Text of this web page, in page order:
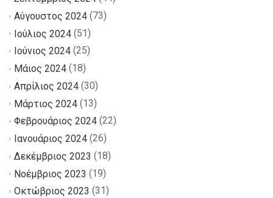
Αύγουστος 2024 (73)
Ιούλιος 2024 (51)
Ιούνιος 2024 (25)
Μάιος 2024 (18)
Απρίλιος 2024 (30)
Μάρτιος 2024 (13)
Φεβρουάριος 2024 (22)
Ιανουάριος 2024 (26)
Δεκέμβριος 2023 (18)
Νοέμβριος 2023 (19)
Οκτώβριος 2023 (31)